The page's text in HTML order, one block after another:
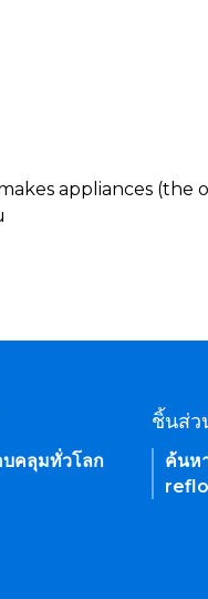
appliances (the
คลุมทั่วโลก
ชิ้นส่ว
ค้นห